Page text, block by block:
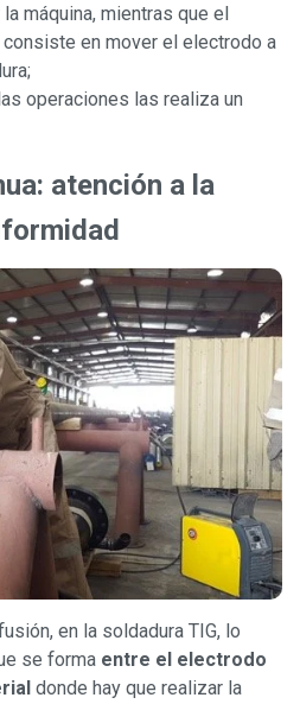
máquina, mientras que el
en mover el electrodo a
operaciones las realiza un
atención a la
en la soldadura TIG, lo
se forma entre el electrodo
donde hay que realizar la